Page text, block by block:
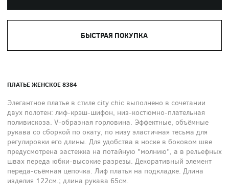
БЫСТРАЯ ПОКУПКА
ПЛАТЬЕ ЖЕНСКОЕ 8384
Элегантное платье в стиле city chic выполнено в сочетании
двух полотен: лиф-крэш-шифон, низ-костюмно-плательная
поливискоза. V-образная горловина. Эффектные, объёмные
рукава со сборкой по окату, по низу эластичная тесьма для
регулировки его длины. Для удобства в носке в боковом шве
предусмотрена застежка на потайную "молнию", а в рельефных
швах переда юбки-высокие разрезы. Декоративный элемент
переда-съёмная цепочка. Лиф платья на подкладке. Длина
изделия 122см.; длина рукава 65см.